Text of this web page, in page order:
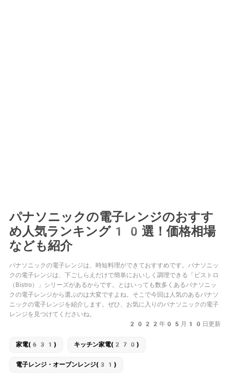
パナソニックの電子レンジのおすす
め人気ランキング10選！価格相場
なども紹介
パナソニックの電子レンジは、時短料理ができておすすめです。パナソニッ
クの電子レンジは、下ごしらえだけで簡単においしく調理できる「ビストロ
（Bistro）」シリーズがあるからです。とはいっても数多くあるパナソニッ
クの電子レンジから選ぶのは大変ですよね。そこで今回は人気のあるパナソ
ニックの電子レンジを紹介します。ぜひ、お気に入りのパナソニックの電子
レンジを見つけてくださいね。
2022年05月10日更新
家電(631) キッチン家電(270)
電子レンジ・オーブンレンジ(31)